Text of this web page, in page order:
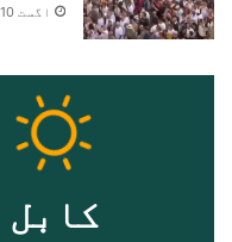
اگست 10, 2026
کابل